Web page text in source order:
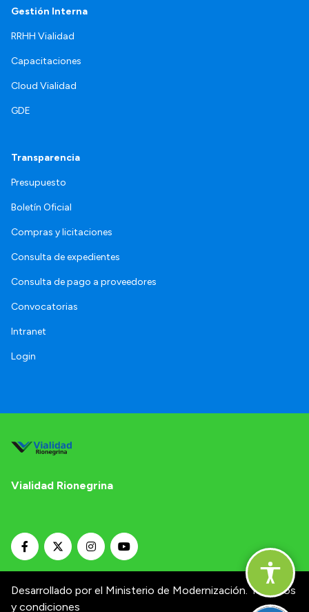
Gestión Interna
RRHH Vialidad
Capacitaciones
Cloud Vialidad
GDE
Transparencia
Presupuesto
Boletín Oficial
Compras y licitaciones
Consulta de expedientes
Consulta de pago a proveedores
Convocatorias
Intranet
Login
Vialidad Rionegrina
Desarrollado por el Ministerio de Modernización. Términos
y condiciones